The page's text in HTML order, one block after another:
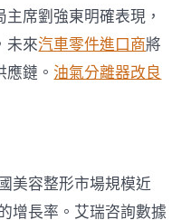
席劉強東明確表現，
未來汽車零件進口商將
鏈。 油氣分離器改良
美容整形市場規模近
增長率。艾瑞咨詢數據